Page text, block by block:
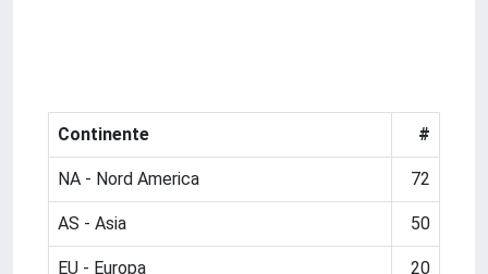
Continente #
NA - Nord America 72
AS - Asia 50
EU - Europa 20